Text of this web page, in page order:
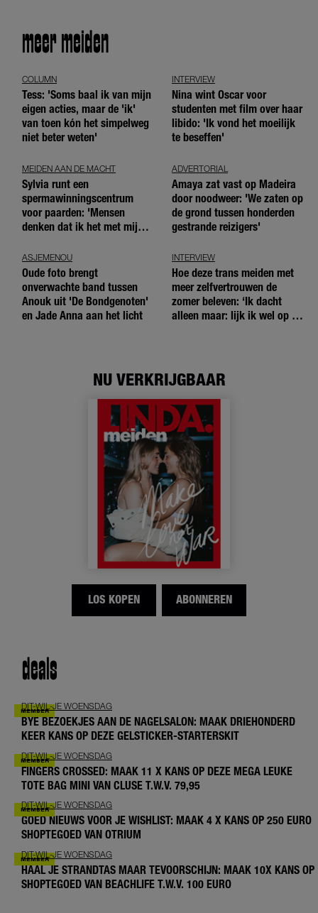
meer meiden
COLUMN
Tess: 'Soms baal ik van mijn
eigen acties, maar de 'ik'
van toen kón het simpelweg
niet beter weten'
INTERVIEW
Nina wint Oscar voor
studenten met film over haar
libido: 'Ik vond het moeilijk
te beseffen'
MEIDEN AAN DE MACHT
Sylvia runt een
spermawinningscentrum
voor paarden: 'Mensen
denken dat ik het met mijn
ADVERTORIAL
Amaya zat vast op Madeira
door noodweer: 'We zaten op
de grond tussen honderden
gestrande reizigers'
ASJEMENOU
Oude foto brengt
onverwachte band tussen
Anouk uit 'De Bondgenoten'
en Jade Anna aan het licht
INTERVIEW
Hoe deze trans meiden met
meer zelfvertrouwen de
zomer beleven: ‘Ik dacht
alleen maar: lijk ik wel op de
NU VERKRIJGBAAR
LOS KOPEN ABONNEREN
deals
DIT-WIL-JE WOENSDAG
BYE BEZOEKJES AAN DE NAGELSALON: MAAK DRIEHONDERD
KEER KANS OP DEZE GELSTICKER-STARTERSKIT
DIT-WIL-JE WOENSDAG
FINGERS CROSSED: MAAK 11 X KANS OP DEZE MEGA LEUKE
TOTE BAG MINI VAN CLUSE T.W.V. 79,95
DIT-WIL-JE WOENSDAG
GOED NIEUWS VOOR JE WISHLIST: MAAK 4 X KANS OP 250 EURO
SHOPTEGOED VAN OTRIUM
DIT-WIL-JE WOENSDAG
HAAL JE STRANDTAS MAAR TEVOORSCHIJN: MAAK 10X KANS OP
SHOPTEGOED VAN BEACHLIFE T.W.V. 100 EURO